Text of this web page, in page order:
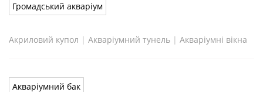
Громадський акваріум
Акриловий купол | Акваріумний тунель | Акваріумні вікна
Акваріумний бак